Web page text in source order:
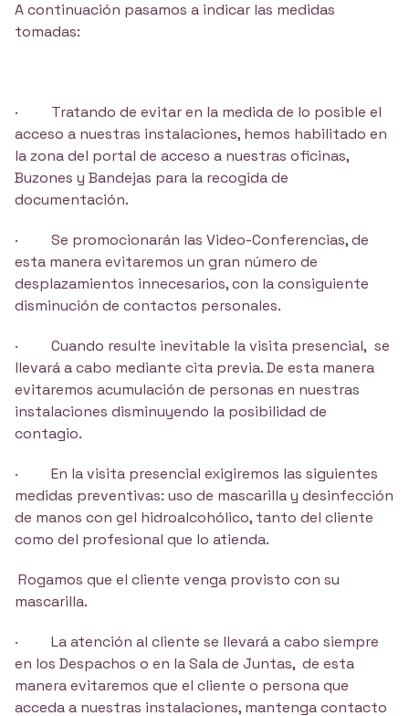
A continuación pasamos a indicar las medidas
tomadas:
· Tratando de evitar en la medida de lo posible el
acceso a nuestras instalaciones, hemos habilitado en
la zona del portal de acceso a nuestras oficinas,
Buzones y Bandejas para la recogida de
documentación.
· Se promocionarán las Video-Conferencias, de
esta manera evitaremos un gran número de
desplazamientos innecesarios, con la consiguiente
disminución de contactos personales.
· Cuando resulte inevitable la visita presencial, se
llevará a cabo mediante cita previa. De esta manera
evitaremos acumulación de personas en nuestras
instalaciones disminuyendo la posibilidad de
contagio.
· En la visita presencial exigiremos las siguientes
medidas preventivas: uso de mascarilla y desinfección
de manos con gel hidroalcohólico, tanto del cliente
como del profesional que lo atienda.
Rogamos que el cliente venga provisto con su
mascarilla.
· La atención al cliente se llevará a cabo siempre
en los Despachos o en la Sala de Juntas, de esta
manera evitaremos que el cliente o persona que
acceda a nuestras instalaciones, mantenga contacto